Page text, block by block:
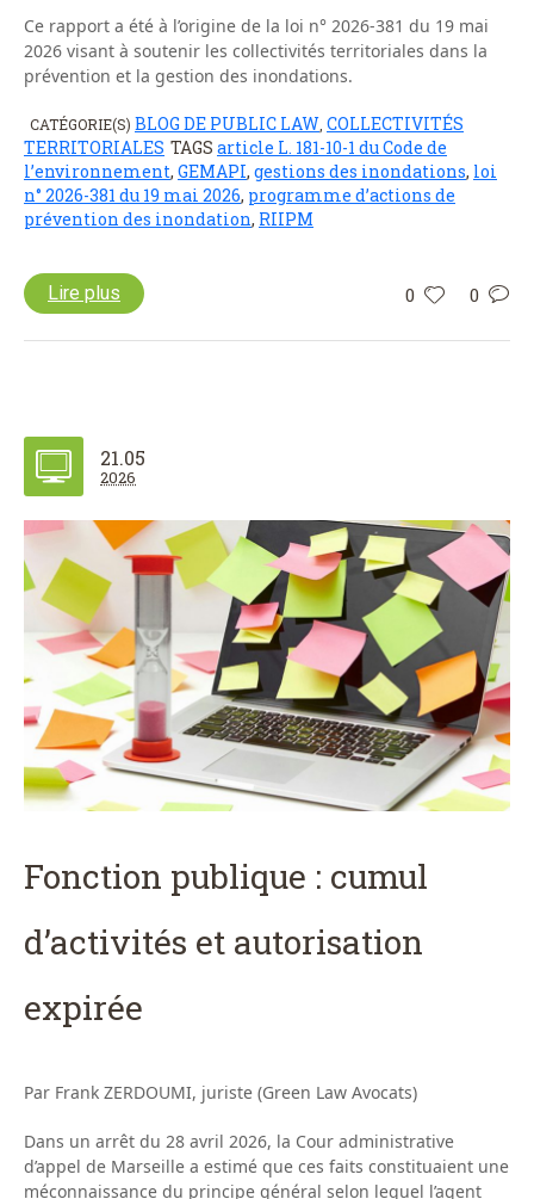
Ce rapport a été à l’origine de la loi n° 2026-381 du 19 mai
2026 visant à soutenir les collectivités territoriales dans la
prévention et la gestion des inondations.
CATÉGORIE(S) BLOG DE PUBLIC LAW COLLECTIVITÉS
TERRITORIALES TAGS article L. 181-10-1 du Code de
l’environnement, GEMAPI, gestions des inondations, loi
n° 2026-381 du 19 mai 2026, programme d’actions de
prévention des inondation, RIIPM
0 0
Lire plus
21.05
2026
Fonction publique : cumul
d’activités et autorisation
expirée
Par Frank ZERDOUMI, juriste (Green Law Avocats)
Dans un arrêt du 28 avril 2026, la Cour administrative
d’appel de Marseille a estimé que ces faits constituaient une
méconnaissance du principe général selon lequel l’agent